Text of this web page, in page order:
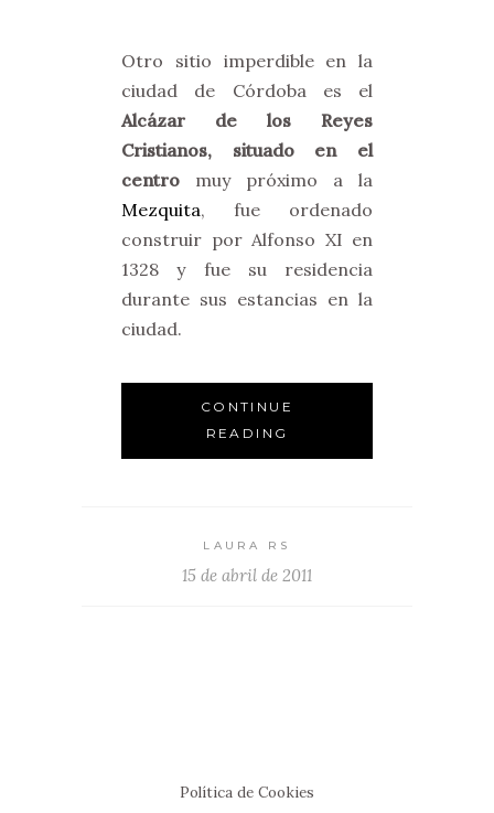
Otro sitio imperdible en la
ciudad de Córdoba es el
Alcázar de los Reyes
Cristianos, situado en el
centro muy próximo a la
Mezquita, fue ordenado
construir por Alfonso XI en
1328 y fue su residencia
durante sus estancias en la
ciudad.
CONTINUE
READING
LAURA RS
15 de abril de 2011
Política de Cookies